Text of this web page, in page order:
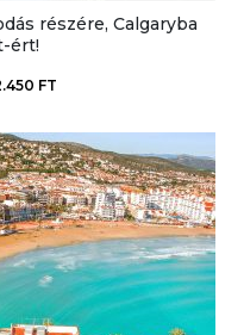
részére, Calgaryba
ért!
FT